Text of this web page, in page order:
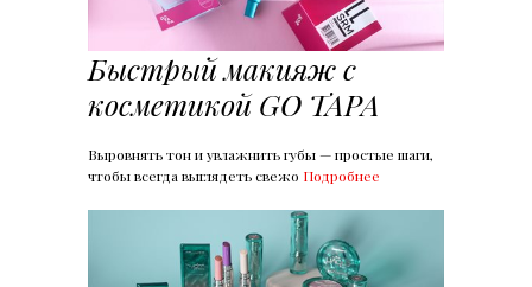
Быстрый макияж с
косметикой GO TAPA
Выровнять тон и увлажнить губы — простые шаги,
чтобы всегда выглядеть свежо Подробнее